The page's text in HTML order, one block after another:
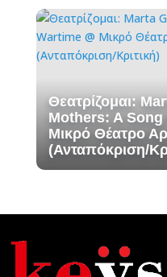
Θεατρίζομαι:
Mothers: A
Μικρό Θέατρο
(Ανταπόκριση/